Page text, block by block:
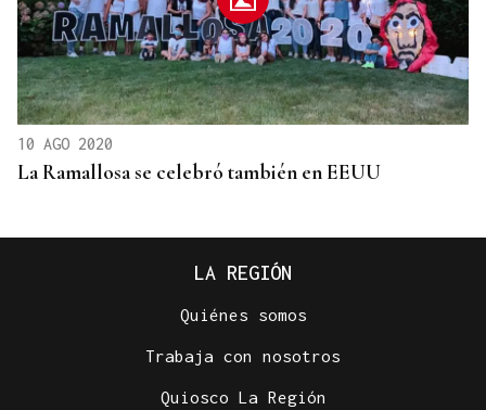
10 AGO 2020
La Ramallosa se celebró también en EEUU
LA REGIÓN
Quiénes somos
Trabaja con nosotros
Quiosco La Región